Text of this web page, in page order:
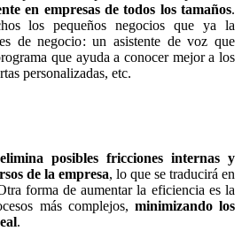
en empresas de todos los tamaños.
los pequeños negocios que ya la
de negocio: un asistente de voz que
que ayuda a conocer mejor a los
personalizadas, etc.
elimina posibles fricciones internas y
de la empresa, lo que se traducirá en
forma de aumentar la eficiencia es la
más complejos, minimizando los
.